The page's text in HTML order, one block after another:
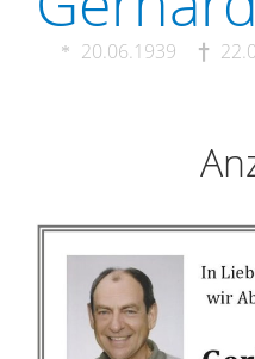
20.06.1939